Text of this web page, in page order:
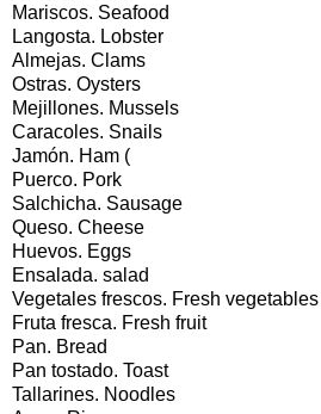
Mariscos. Seafood
Langosta. Lobster
Almejas. Clams
Ostras. Oysters
Mejillones. Mussels
Caracoles. Snails
Jamón. Ham (
Puerco. Pork
Salchicha. Sausage
Queso. Cheese
Huevos. Eggs
Ensalada. salad
Vegetales frescos. Fresh vegetables
Fruta fresca. Fresh fruit
Pan. Bread
Pan tostado. Toast
Tallarines. Noodles